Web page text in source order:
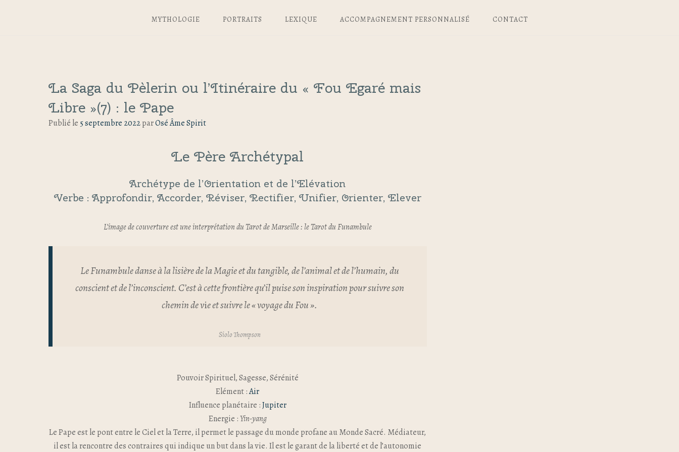
MYTHOLOGIE PORTRAITS LEXIQUE ACCOMPAGNEMENT PERSONNALISÉ CONTACT
La Saga du Pèlerin ou l’Itinéraire du « Fou Egaré mais
Libre »(7) : le Pape
Publié le 5 septembre 2022parOsé Âme Spirit
Le Père Archétypal
Archétype de l’Orientation et de l’Elévation
Verbe : Approfondir, Accorder, Réviser, Rectifier, Unifier, Orienter, Elever
L’image de couverture est une interprétation du Tarot de Marseille : le Tarot du Funambule
Le Funambule danse à la lisière de la Magie et du tangible, de l’animal et de l’humain, du
conscient et de l’inconscient. C’est à cette frontière qu’il puise son inspiration pour suivre son
chemin de vie et suivre le « voyage du Fou ».
Siolo Thompson
Pouvoir Spirituel, Sagesse, Sérénité
Elément :Air
Influence planétaire :Jupiter
Energie :Yin-yang
Le Pape est le pont entre le Ciel et la Terre, il permet le passage du monde profane au Monde Sacré. Médiateur,
il est la rencontre des contraires qui indique un but dans la vie. Il est le garant de la liberté et de l’autonomie